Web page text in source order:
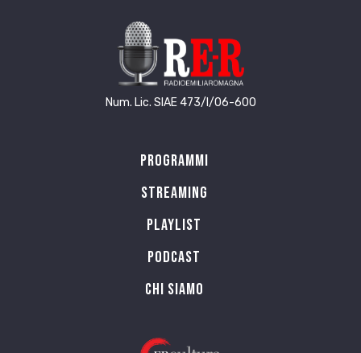
Num. Lic. SIAE 473/I/06-600
Programmi
Streaming
Playlist
PODCAST
Chi siamo